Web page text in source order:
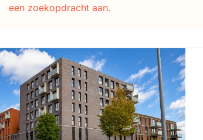
een zoekopdracht aan.